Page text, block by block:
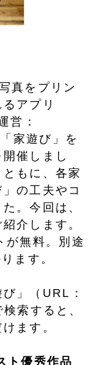
真をプリン
アプリ
営：
家遊び」を
催しまし
もに、各家
の工夫やコ
。今回は、
介します。
無料。別途
ます。
」（URL：
検索すると、
ます。
ト優秀作品